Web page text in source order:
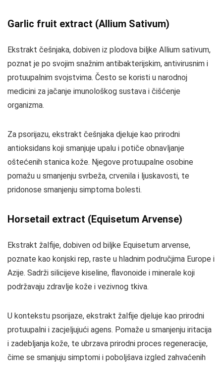
Garlic fruit extract (Allium Sativum)
Ekstrakt češnjaka, dobiven iz plodova biljke Allium sativum,
poznat je po svojim snažnim antibakterijskim, antivirusnim i
protuupalnim svojstvima. Često se koristi u narodnoj
medicini za jačanje imunološkog sustava i čišćenje
organizma.
Za psorijazu, ekstrakt češnjaka djeluje kao prirodni
antioksidans koji smanjuje upalu i potiče obnavljanje
oštećenih stanica kože. Njegove protuupalne osobine
pomažu u smanjenju svrbeža, crvenila i ljuskavosti, te
pridonose smanjenju simptoma bolesti.
Horsetail extract (Equisetum Arvense)
Ekstrakt žalfije, dobiven od biljke Equisetum arvense,
poznate kao konjski rep, raste u hladnim područjima Europe i
Azije. Sadrži silicijeve kiseline, flavonoide i minerale koji
podržavaju zdravlje kože i vezivnog tkiva.
U kontekstu psorijaze, ekstrakt žalfije djeluje kao prirodni
protuupalni i zacjeljujući agens. Pomaže u smanjenju iritacija
i zadebljanja kože, te ubrzava prirodni proces regeneracije,
čime se smanjuju simptomi i poboljšava izgled zahvaćenih